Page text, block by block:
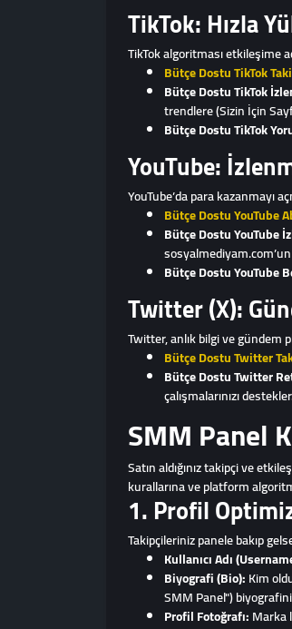
TikTok: Hızla
TikTok algoritması etkileşime
Bütçe Dostu TikTok
Bütçe Dostu TikTok
trendlere (Sizin İçin
Bütçe Dostu TikTok
YouTube:
YouTube’da para kazanmayı
Bütçe Dostu YouTube
Bütçe Dostu YouTube
Bütçe Dostu YouTube
Twitter (X):
Twitter, anlık bilgi ve gündem
Bütçe Dostu Twitter
Bütçe Dostu Twitter
çalışmalarınızı
SMM Panel
Satın aldığınız takipçi ve
kurallarına ve platform
1. Profil
Takipçileriniz panele bakıp
Kullanıcı Adı
Biyografi (Bio):Kim
SMM Panel")
Profil Fotoğrafı:Marka